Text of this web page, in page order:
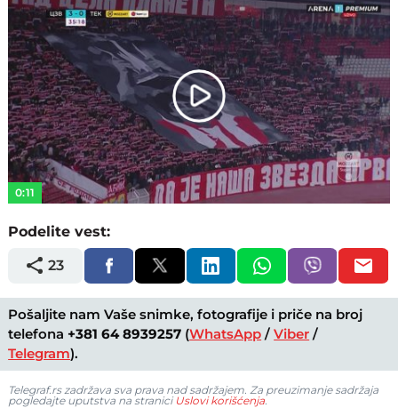
Play
Video
0:11
Podelite vest:
23
Pošaljite nam Vaše snimke, fotografije i priče na broj
telefona +381 64 8939257 (WhatsApp /Viber /
Telegram).
Telegraf.rs zadržava sva prava nad sadržajem. Za preuzimanje sadržaja
pogledajte uputstva na stranici Uslovi korišćenja.